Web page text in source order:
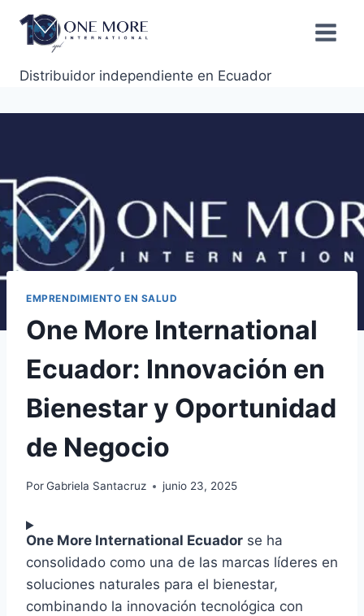
Distribuidor independiente en Ecuador
EMPRENDIMIENTO EN SALUD
One More International
Ecuador: Innovación en
Bienestar y Oportunidad
de Negocio
PorGabriela Santacruz junio 23, 2025
One More International Ecuador se ha
consolidado como una de las marcas líderes en
soluciones naturales para el bienestar,
combinando la innovación tecnológica con